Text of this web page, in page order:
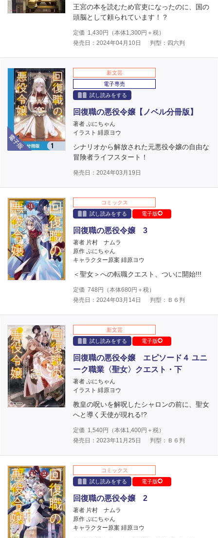
王宮の本を読むため官吏になったのに、国の
頭脳として頼られています！？
定価 1,430円（本体1,300円＋税）
発売日：2024年04月10日
判型：四六判
電子版
新文芸
電子専売
試し読みをする
回復職の悪役令嬢【ノベル分冊版】
著者 ぷにちゃん
イラスト 緋原ヨウ
シナリオから解放された元悪役令嬢の自由な
冒険者ライフスタート！
発売日：2024年03月19日
コミックス
試し読みをする
電子版
回復職の悪役令嬢 3
著者 片村 ナムラ
原作 ぷにちゃん
キャラクター原案 緋原ヨウ
＜聖女＞への転職クエスト、ついに開始!!!
定価 748 円（本体680円＋税）
発売日：2024年03月14日
判型：Ｂ６判
新文芸
試し読みをする
電子版
回復職の悪役令嬢 エピソード４ ユニ
ーク職業〈聖女〉クエスト・下
著者 ぷにちゃん
イラスト 緋原ヨウ
教皇の呪いを解呪したシャロンの前に、聖女
へと導く天使が現れる!?
定価 1,540円（本体1,400円＋税）
発売日：2023年11月25日
判型：Ｂ６判
コミックス
試し読みをする
電子版
回復職の悪役令嬢 2
著者 片村 ナムラ
原作 ぷにちゃん
キャラクター原案 緋原ヨウ